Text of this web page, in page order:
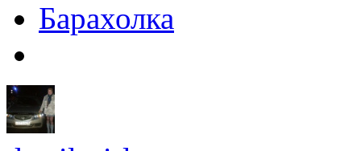
Барахолка